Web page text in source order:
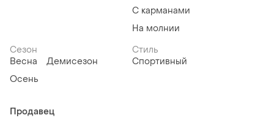
С карманами
На молнии
Сезон
Весна
Демисезон
Осень
Стиль
Спортивный
Продавец